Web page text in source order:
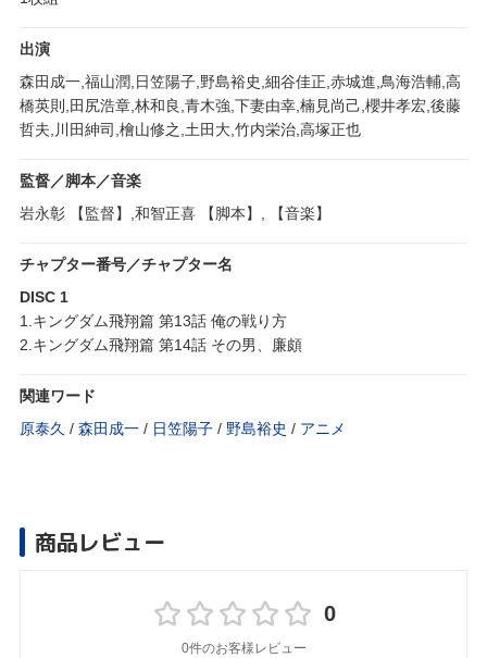
出演
森田成一,福山潤,日笠陽子,野島裕史,細谷佳正,赤城進,鳥海浩輔,高
橋英則,田尻浩章,林和良,青木強,下妻由幸,楠見尚己,櫻井孝宏,後藤
哲夫,川田紳司,檜山修之,土田大,竹内栄治,高塚正也
監督／脚本／音楽
岩永彰 【監督】,和智正喜 【脚本】, 【音楽】
チャプター番号／チャプター名
DISC 1
1.キングダム飛翔篇 第13話 俺の戦り方
2.キングダム飛翔篇 第14話 その男、廉頗
関連ワード
原泰久 / 森田成一 / 日笠陽子 / 野島裕史 / アニメ
商品レビュー
0
0件のお客様レビュー